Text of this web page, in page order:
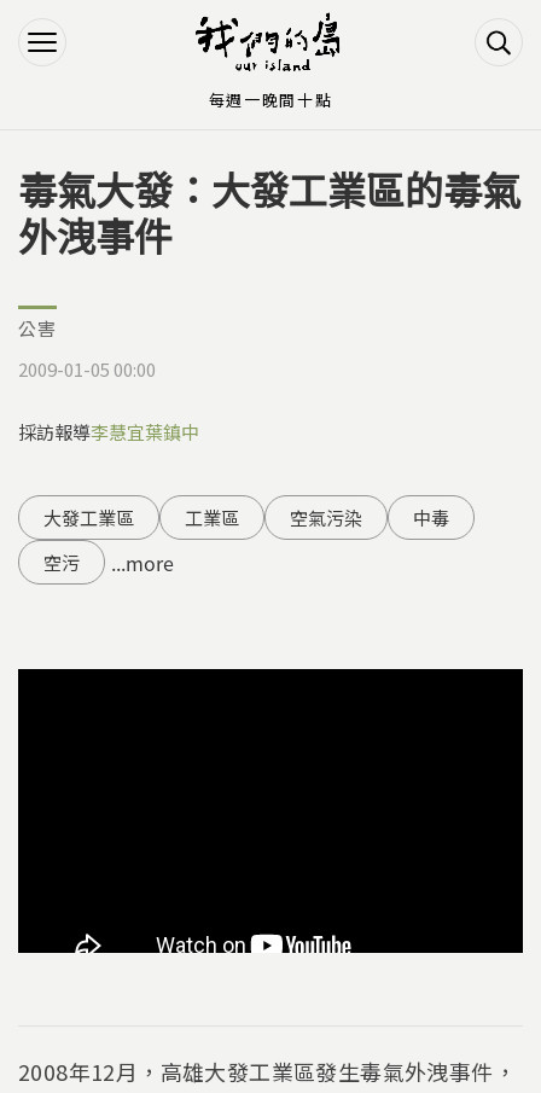
Jump to Navigation
Jump to Main content
您在這裡
毒氣大發：大發工業區的毒氣
外洩事件
公害
2009-01-05 00:00
採訪報導李慧宜葉鎮中
大發工業區 工業區 空氣污染
中毒
空污
...more
2008年12月，高雄大發工業區發生毒氣外洩事件，
每週一晚間十點